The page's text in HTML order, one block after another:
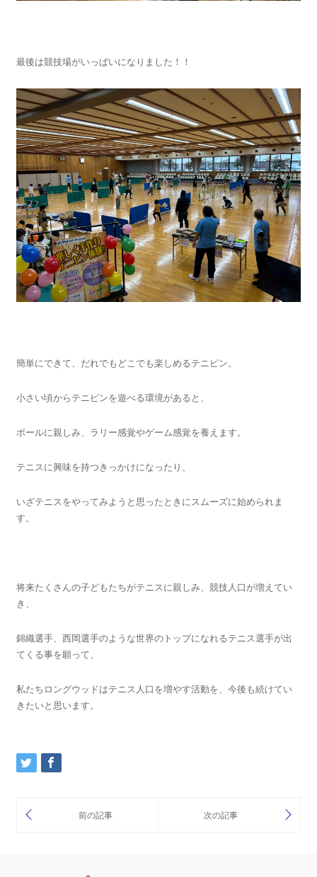
最後は競技場がいっぱいになりました！！
簡単にできて、だれでもどこでも楽しめるテニピン。
小さい頃からテニピンを遊べる環境があると、
ボールに親しみ、ラリー感覚やゲーム感覚を養えます。
テニスに興味を持つきっかけになったり、
いざテニスをやってみようと思ったときにスムーズに始められま
す。
将来たくさんの子どもたちがテニスに親しみ、競技人口が増えてい
き、
錦織選手、西岡選手のような世界のトップになれるテニス選手が出
てくる事を願って、
私たちロングウッドはテニス人口を増やす活動を、今後も続けてい
きたいと思います。